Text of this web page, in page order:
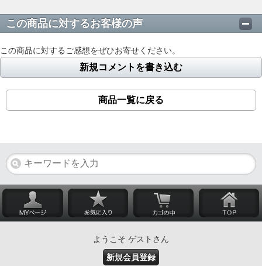
この商品に対するお客様の声
この商品に対するご感想をぜひお寄せください。
新規コメントを書き込む
商品一覧に戻る
ようこそ ゲストさん
新規会員登録